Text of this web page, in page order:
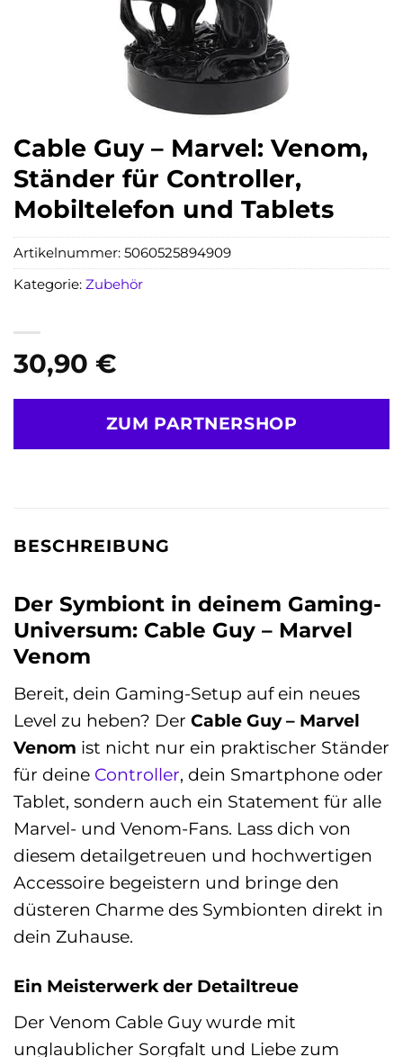
Cable Guy – Marvel: Venom,
Ständer für Controller,
Mobiltelefon und Tablets
30,90 €
ZUM PARTNERSHOP
Artikelnummer: 5060525894909
Kategorie: Zubehör
BESCHREIBUNG
Der Symbiont in deinem Gaming-
Universum: Cable Guy – Marvel
Venom
Bereit, dein Gaming-Setup auf ein neues
Level zu heben? Der Cable Guy – Marvel
Venom ist nicht nur ein praktischer Ständer
für deine Controller, dein Smartphone oder
Tablet, sondern auch ein Statement für alle
Marvel- und Venom-Fans. Lass dich von
diesem detailgetreuen und hochwertigen
Accessoire begeistern und bringe den
düsteren Charme des Symbionten direkt in
dein Zuhause.
Ein Meisterwerk der Detailtreue
Der Venom Cable Guy wurde mit
unglaublicher Sorgfalt und Liebe zum